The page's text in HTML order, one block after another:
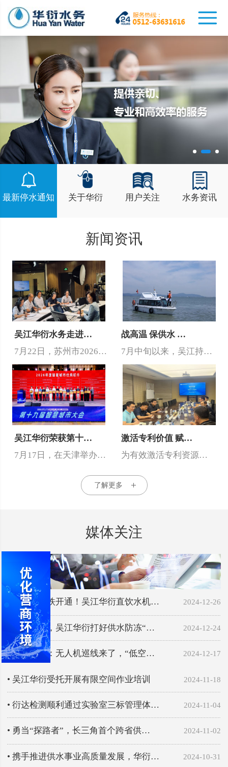
最新停水通知 关于华衍 用户关注 水务资讯
新闻资讯
吴江华衍水务走进…
7月22日，苏州市2026年度“政风行风热线”供水管理专场开播，…
战高温 保供水 …
7月中旬以来，吴江持续高温，单日供水量突破了62万吨。面对夏季高…
吴江华衍荣获第十…
7月17日，在天津举办的2026年第十九届智慧城市大会上，吴江华…
激活专利价值 赋…
为有效激活专利资源价值，切实推动专利成果向市场价值转化，近日，吴…
了解更多
媒体关注
• 沪苏湖高铁开通！吴江华衍直饮水机… 2024-12-26
• 严阵以待，吴江华衍打好供水防冻“… 2024-12-24
• 吴江华衍：无人机巡线来了，“低空… 2024-12-17
• 吴江华衍受托开展有限空间作业培训 2024-11-18
• 衍达检测顺利通过实验室三标管理体… 2024-11-04
• 勇当“探路者”，长三角首个跨省供… 2024-11-02
• 携手推进供水事业高质量发展，华衍… 2024-10-31